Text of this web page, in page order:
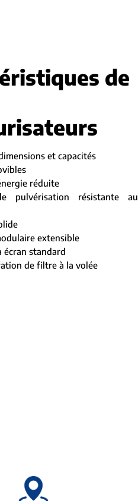
de
et capacités
réduite
pulvérisation résistante au
extensible
écran standard
de filtre à la volée